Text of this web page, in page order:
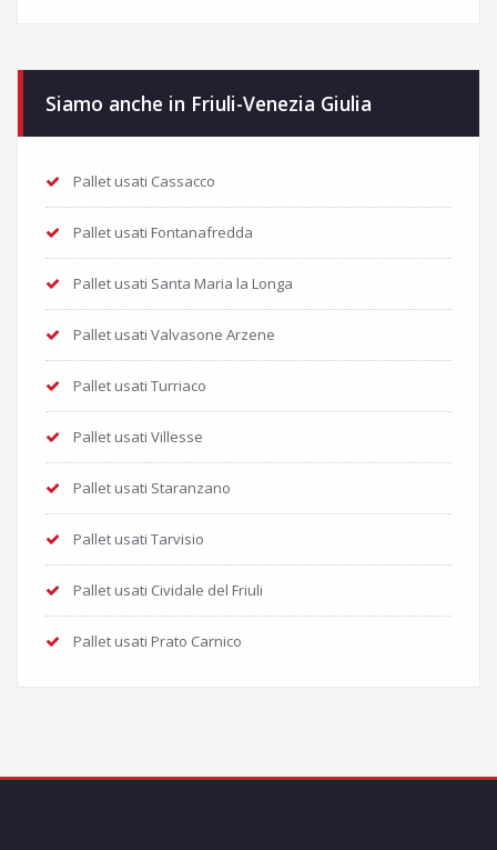
Siamo anche in Friuli-Venezia Giulia
Pallet usati Cassacco
Pallet usati Fontanafredda
Pallet usati Santa Maria la Longa
Pallet usati Valvasone Arzene
Pallet usati Turriaco
Pallet usati Villesse
Pallet usati Staranzano
Pallet usati Tarvisio
Pallet usati Cividale del Friuli
Pallet usati Prato Carnico